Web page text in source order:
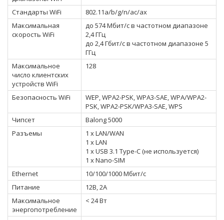
Стандарты WiFi
802.11a/b/g/n/ac/ax
Максимальная
скорость WiFi
до 574 Мбит/с в частотном диапазоне
2,4 ГГц
до 2,4 Гбит/с в частотном диапазоне 5
ГГц
Максимальное
число клиентских
устройств WiFi
128
Безопасность WiFi
WEP, WPA2-PSK, WPA3-SAE, WPA/WPA2-
PSK, WPA2-PSK/WPA3-SAE, WPS
Чипсет
Balong 5000
Разъемы
1 x LAN/WAN
1 x LAN
1 x USB 3.1 Type-C (не используется)
1 x Nano-SIM
Ethernet
10/100/1000 Мбит/с
Питание
12В, 2А
Максимальное
энергопотребление
< 24 Вт